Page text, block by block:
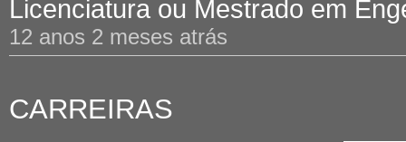
Licenciatura ou Mestrado em
12 anos 2 meses atrás
CARREIRAS